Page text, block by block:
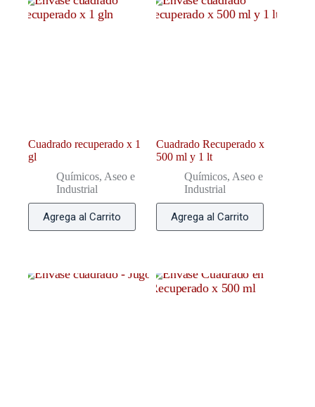
Cuadrado recuperado x 1
gl
Químicos, Aseo e
Industrial
Agrega al Carrito
Cuadrado Recuperado x
500 ml y 1 lt
Químicos, Aseo e
Industrial
Agrega al Carrito